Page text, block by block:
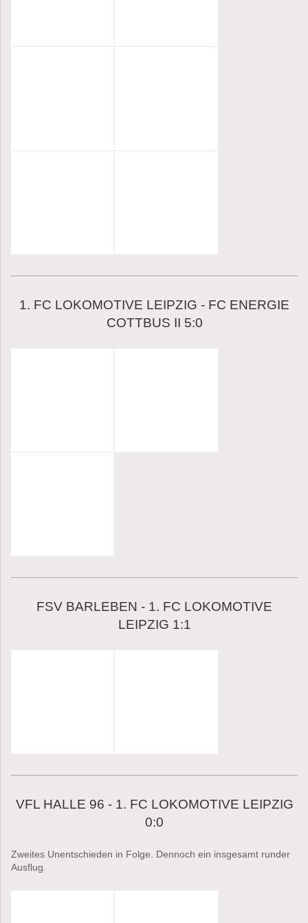
1. FC LOKOMOTIVE LEIPZIG - FC ENERGIE
COTTBUS II 5:0
FSV BARLEBEN - 1. FC LOKOMOTIVE
LEIPZIG 1:1
VFL HALLE 96 - 1. FC LOKOMOTIVE LEIPZIG
0:0
Zweites Unentschieden in Folge. Dennoch ein insgesamt runder
Ausflug.